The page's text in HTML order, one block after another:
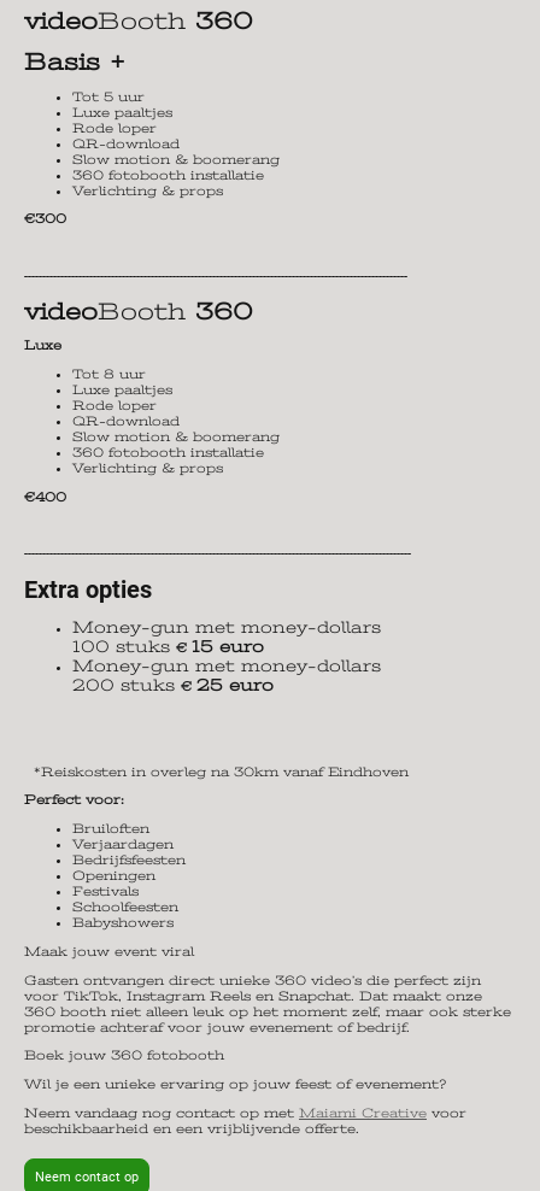
videoBooth 360
Basis +
Tot 5 uur
Luxe paaltjes
Rode loper
QR-download
Slow motion & boomerang
360 fotobooth installatie
Verlichting & props
€300
----------------------------------------------------------------------------------------------------------
videoBooth 360
Luxe
Tot 8 uur
Luxe paaltjes
Rode loper
QR-download
Slow motion & boomerang
360 fotobooth installatie
Verlichting & props
€400
-----------------------------------------------------------------------------------------------------------
Extra opties
Money-gun met money-dollars
100 stuks € 15 euro
Money-gun met money-dollars
200 stuks € 25 euro
*Reiskosten in overleg na 30km vanaf Eindhoven
Perfect voor:
Bruiloften
Verjaardagen
Bedrijfsfeesten
Openingen
Festivals
Schoolfeesten
Babyshowers
Maak jouw event viral
Gasten ontvangen direct unieke 360 video’s die perfect zijn
voor TikTok, Instagram Reels en Snapchat. Dat maakt onze
360 booth niet alleen leuk op het moment zelf, maar ook sterke
promotie achteraf voor jouw evenement of bedrijf.
Boek jouw 360 fotobooth
Wil je een unieke ervaring op jouw feest of evenement?
Neem vandaag nog contact op met Maiami Creative voor
beschikbaarheid en een vrijblijvende offerte.
Neem contact op